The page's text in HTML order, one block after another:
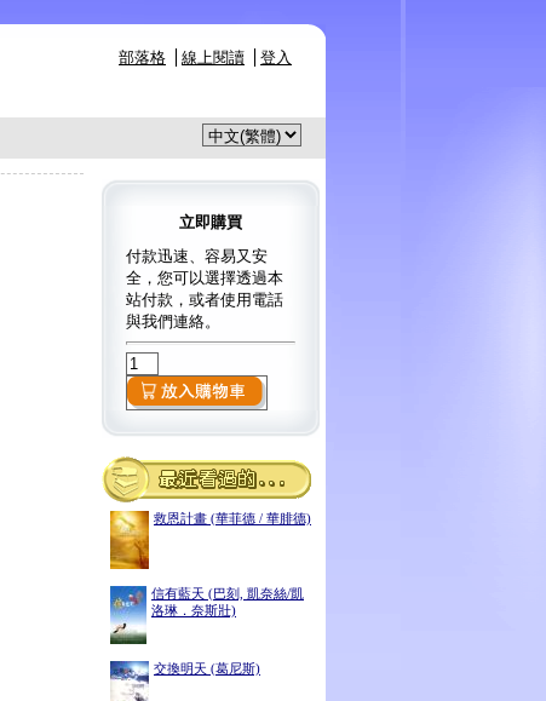
部落格 線上閱讀 登入
立即購買
付款迅速、容易又安
全，您可以選擇透過本
站付款，或者使用電話
與我們連絡。
救恩計畫 (華菲德 / 華腓德)
信有藍天 (巴刻, 凱奈絲/凱
洛琳．奈斯壯)
交換明天 (葛尼斯)